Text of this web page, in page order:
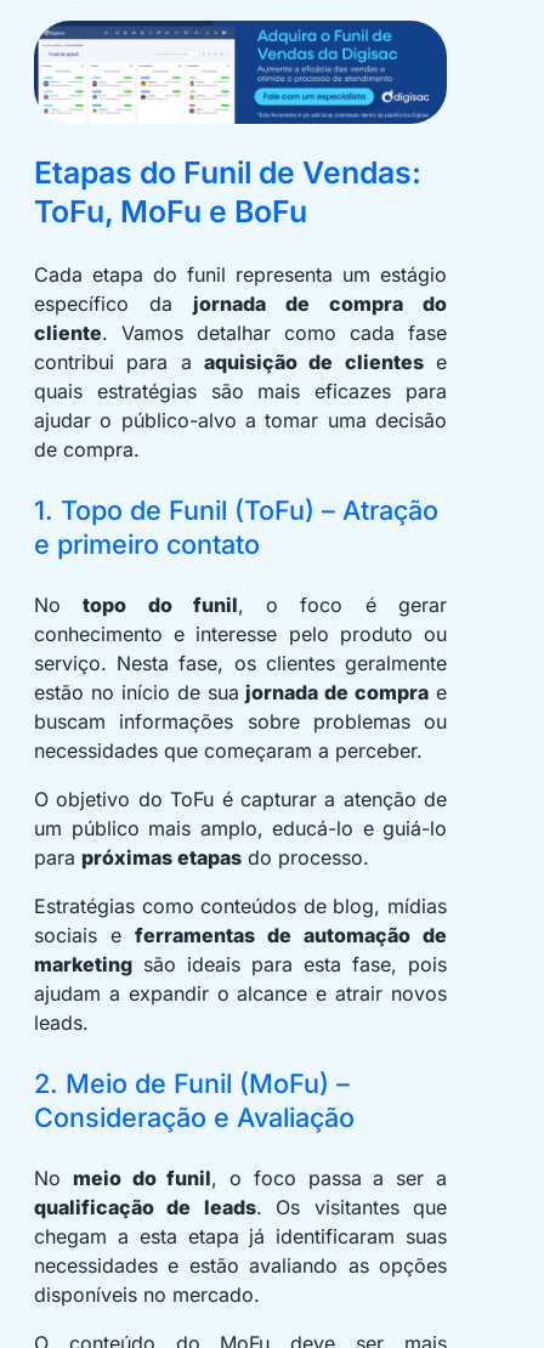
Etapas do Funil de Vendas:
ToFu, MoFu e BoFu
Cada etapa do funil representa um estágio
específico da jornada de compra do
cliente. Vamos detalhar como cada fase
contribui para a aquisição de clientese
quais estratégias são mais eficazes para
ajudar o público-alvo a tomar uma decisão
de compra.
1. Topo de Funil (ToFu) – Atração
e primeiro contato
Notopo do funil, o foco é gerar
conhecimento e interesse pelo produto ou
serviço. Nesta fase, os clientes geralmente
estão no início de sua jornada de compra e
buscam informações sobre problemas ou
necessidades que começaram a perceber.
O objetivo do ToFu é capturar a atenção de
um público mais amplo, educá-lo e guiá-lo
para próximas etapas do processo.
Estratégias como conteúdos de blog, mídias
sociais e ferramentas de automação de
marketing são ideais para esta fase, pois
ajudam a expandir o alcance e atrair novos
leads.
2. Meio de Funil (MoFu) –
Consideração e Avaliação
No meio do funil, o foco passa a ser a
qualificação de leads. Os visitantes que
chegam a esta etapa já identificaram suas
necessidades e estão avaliando as opções
disponíveis no mercado.